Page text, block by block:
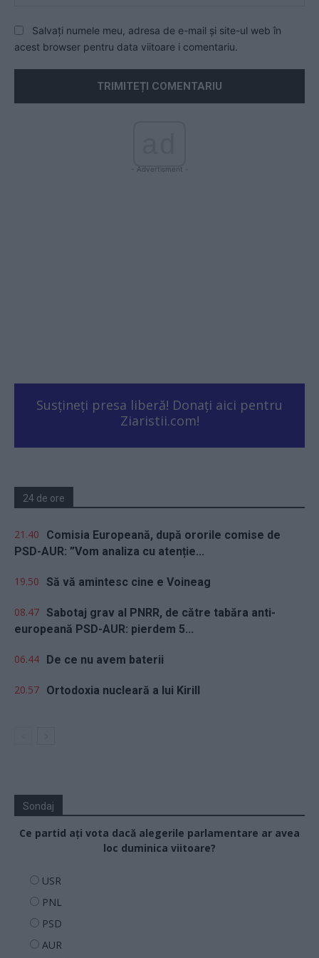
Salvați numele meu, adresa de e-mail și site-ul web în
acest browser pentru data viitoare i comentariu.
- Advertisment -
Susțineți presa liberă! Donați aici pentru
Ziaristii.com!
24 de ore
21.40
Comisia Europeană, după ororile comise de
PSD-AUR: ”Vom analiza cu atenție...
19.50 Să vă amintesc cine e Voineag
08.47 Sabotaj grav al PNRR, de către tabăra anti-
europeană PSD-AUR: pierdem 5...
06.44 De ce nu avem baterii
20.57 Ortodoxia nucleară a lui Kirill
Sondaj
Ce partid ați vota dacă alegerile parlamentare ar avea
loc duminica viitoare?
USR
PNL
PSD
AUR